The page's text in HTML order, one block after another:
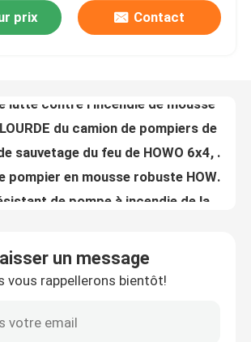
citation
en mousse
prix Contact
Couleur rouge résistante de camion de pompiers de mousse de HOWO 15000l multifonctionnelle
un message
vous rappellerons bientôt!